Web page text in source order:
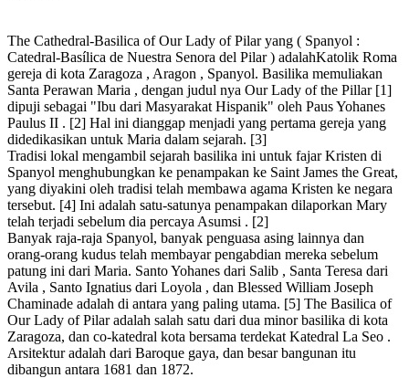
The Cathedral-Basilica of Our Lady of Pilar yang ( Spanyol :
Catedral-Basílica de Nuestra Senora del Pilar ) adalahKatolik Roma
gereja di kota Zaragoza , Aragon , Spanyol. Basilika memuliakan
Santa Perawan Maria , dengan judul nya Our Lady of the Pillar [1]
dipuji sebagai "Ibu dari Masyarakat Hispanik" oleh Paus Yohanes
Paulus II . [2] Hal ini dianggap menjadi yang pertama gereja yang
didedikasikan untuk Maria dalam sejarah. [3]
Tradisi lokal mengambil sejarah basilika ini untuk fajar Kristen di
Spanyol menghubungkan ke penampakan ke Saint James the Great,
yang diyakini oleh tradisi telah membawa agama Kristen ke negara
tersebut. [4] Ini adalah satu-satunya penampakan dilaporkan Mary
telah terjadi sebelum dia percaya Asumsi . [2]
Banyak raja-raja Spanyol, banyak penguasa asing lainnya dan
orang-orang kudus telah membayar pengabdian mereka sebelum
patung ini dari Maria. Santo Yohanes dari Salib , Santa Teresa dari
Avila , Santo Ignatius dari Loyola , dan Blessed William Joseph
Chaminade adalah di antara yang paling utama. [5] The Basilica of
Our Lady of Pilar adalah salah satu dari dua minor basilika di kota
Zaragoza, dan co-katedral kota bersama terdekat Katedral La Seo .
Arsitektur adalah dari Baroque gaya, dan besar bangunan itu
dibangun antara 1681 dan 1872.